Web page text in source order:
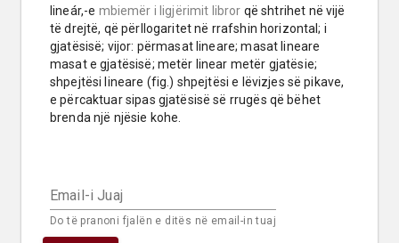
lineár,-e mbiemër i ligjërimit libror që shtrihet në vijë
të drejtë, që përllogaritet në rrafshin horizontal; i
gjatësisë; vijor: përmasat lineare; masat lineare
masat e gjatësisë; metër linear metër gjatësie;
shpejtësi lineare (fig.) shpejtësi e lëvizjes së pikave,
e përcaktuar sipas gjatësisë së rrugës që bëhet
brenda një njësie kohe.
Email-i Juaj
Do të pranoni fjalën e ditës në email-in tuaj